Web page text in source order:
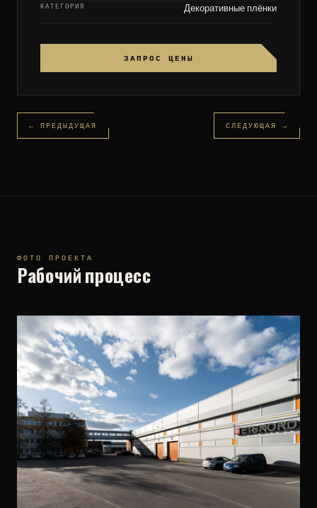
КАТЕГОРИЯ Декоративные плёнки
ЗАПРОС ЦЕНЫ
← ПРЕДЫДУЩАЯ СЛЕДУЮЩАЯ →
ФОТО ПРОЕКТА
Рабочий процесс